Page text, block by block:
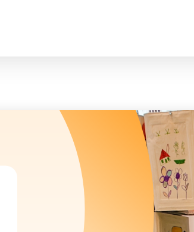
招标项目
关于我们
内地服务
教育服务
医疗衞生服务
社会企业
我们的服务
我们的伙伴
捐款方法
支持我们
新闻稿及媒体报导